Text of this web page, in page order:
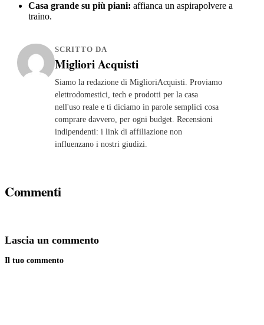
Casa grande su più piani: affianca un aspirapolvere a
traino.
SCRITTO DA
Migliori Acquisti
Siamo la redazione di MiglioriAcquisti. Proviamo
elettrodomestici, tech e prodotti per la casa
nell'uso reale e ti diciamo in parole semplici cosa
comprare davvero, per ogni budget. Recensioni
indipendenti: i link di affiliazione non
influenzano i nostri giudizi.
Commenti
Lascia un commento
Il tuo commento